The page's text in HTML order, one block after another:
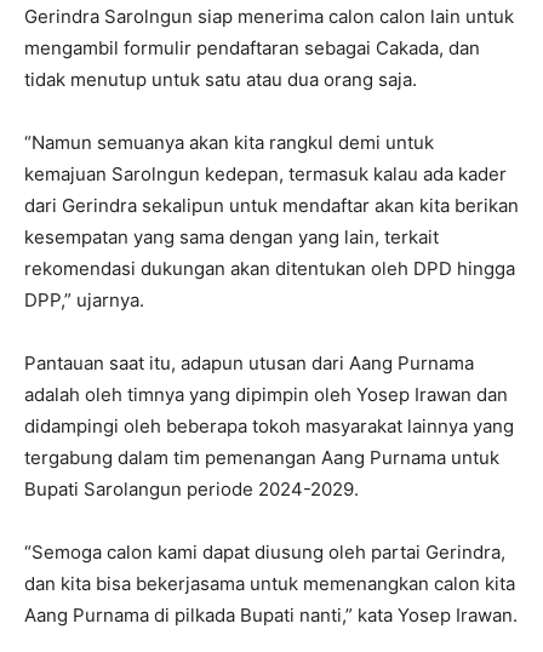
Gerindra Sarolngun siap menerima calon calon lain untuk
mengambil formulir pendaftaran sebagai Cakada, dan
tidak menutup untuk satu atau dua orang saja.
“Namun semuanya akan kita rangkul demi untuk
kemajuan Sarolngun kedepan, termasuk kalau ada kader
dari Gerindra sekalipun untuk mendaftar akan kita berikan
kesempatan yang sama dengan yang lain, terkait
rekomendasi dukungan akan ditentukan oleh DPD hingga
DPP,” ujarnya.
Pantauan saat itu, adapun utusan dari Aang Purnama
adalah oleh timnya yang dipimpin oleh Yosep Irawan dan
didampingi oleh beberapa tokoh masyarakat lainnya yang
tergabung dalam tim pemenangan Aang Purnama untuk
Bupati Sarolangun periode 2024-2029.
“Semoga calon kami dapat diusung oleh partai Gerindra,
dan kita bisa bekerjasama untuk memenangkan calon kita
Aang Purnama di pilkada Bupati nanti,” kata Yosep Irawan.